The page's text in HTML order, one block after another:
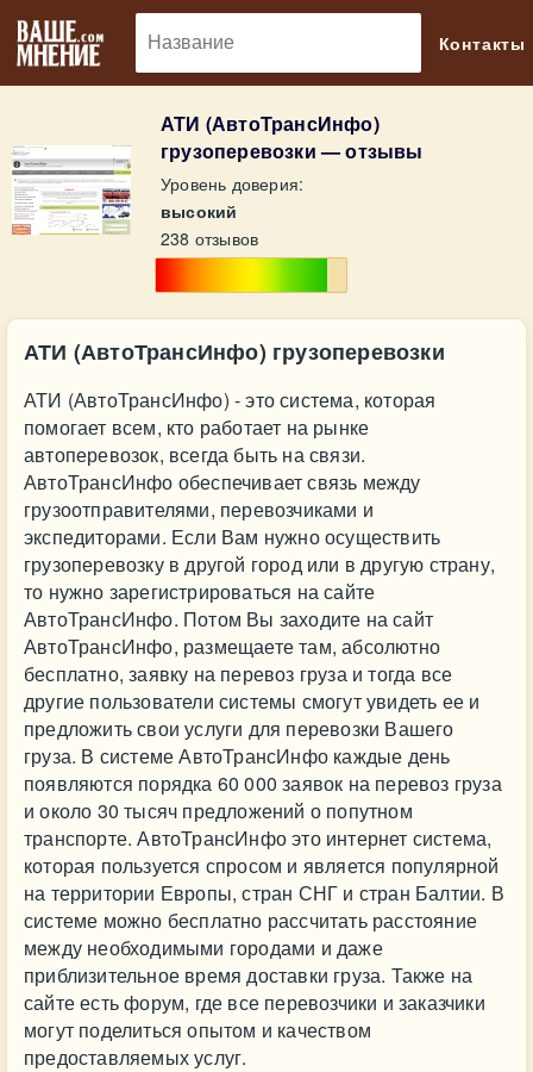
Контакты
АТИ (АвтоТрансИнфо)
грузоперевозки — отзывы
Уровень доверия:
высокий
238 отзывов
АТИ (АвтоТрансИнфо) грузоперевозки
АТИ (АвтоТрансИнфо) - это система, которая
помогает всем, кто работает на рынке
автоперевозок, всегда быть на связи.
АвтоТрансИнфо обеспечивает связь между
грузоотправителями, перевозчиками и
экспедиторами. Если Вам нужно осуществить
грузоперевозку в другой город или в другую страну,
то нужно зарегистрироваться на сайте
АвтоТрансИнфо. Потом Вы заходите на сайт
АвтоТрансИнфо, размещаете там, абсолютно
бесплатно, заявку на перевоз груза и тогда все
другие пользователи системы смогут увидеть ее и
предложить свои услуги для перевозки Вашего
груза. В системе АвтоТрансИнфо каждые день
появляются порядка 60 000 заявок на перевоз груза
и около 30 тысяч предложений о попутном
транспорте. АвтоТрансИнфо это интернет система,
которая пользуется спросом и является популярной
на территории Европы, стран СНГ и стран Балтии. В
системе можно бесплатно рассчитать расстояние
между необходимыми городами и даже
приблизительное время доставки груза. Также на
сайте есть форум, где все перевозчики и заказчики
могут поделиться опытом и качеством
предоставляемых услуг.